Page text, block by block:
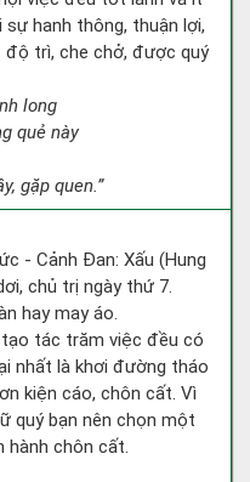
hanh thông, thuận lợi,
độ trì, che chở, được quý
long
quẻ này
gặp quen.”
- Cảnh Đan: Xấu (Hung
chủ trị ngày thứ 7.
hay may áo.
tạo tác trăm việc đều có
nhất là khơi đường tháo
kiện cáo, chôn cất. Vì
quý bạn nên chọn một
hành chôn cất.